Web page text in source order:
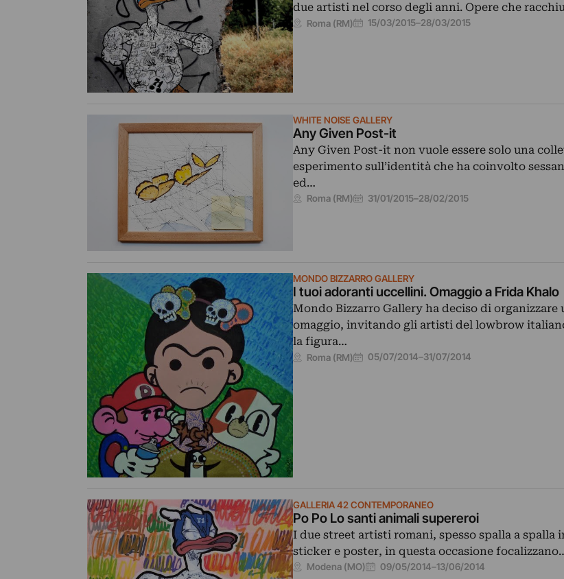
due artisti nel corso degli anni. Opere che
Roma (RM) 15/03/2015–28/03/2015
WHITE NOISE GALLERY
Any Given Post-it
Any Given Post-it non vuole essere solo una
esperimento sull’identità che ha coinvolto
ed…
Roma (RM) 31/01/2015–28/02/2015
MONDO BIZZARRO GALLERY
I tuoi adoranti uccellini. Omaggio a Frida Khalo
Mondo Bizzarro Gallery ha deciso di organizzare
omaggio, invitando gli artisti del lowbrow
la figura…
Roma (RM) 05/07/2014–31/07/2014
GALLERIA 42 CONTEMPORANEO
Po Po Lo santi animali supereroi
I due street artisti romani, spesso spalla a spalla
sticker e poster, in questa occasione
Modena (MO) 09/05/2014–13/06/2014